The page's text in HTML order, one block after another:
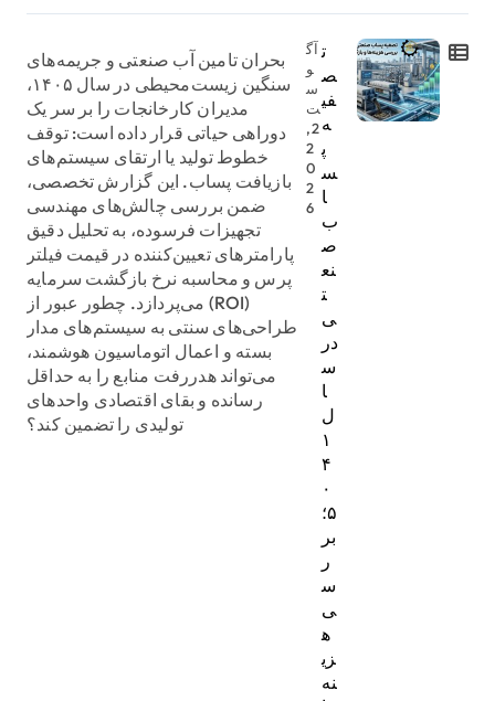
ت
ص
فی
ه
پ
س
ا
ب
ص
نع
ت
ی
در
س
ا
ل
۱
۴
۰
۵؛
بر
ر
س
ی
ه
زی
نه‌
آگ
و
س
ت
2,
2
0
2
6
بحران تامین آب صنعتی و جریمه‌های
سنگین زیست‌محیطی در سال ۱۴۰۵،
مدیران کارخانجات را بر سر یک
دوراهی حیاتی قرار داده است: توقف
خطوط تولید یا ارتقای سیستم‌های
بازیافت پساب. این گزارش تخصصی،
ضمن بررسی چالش‌های مهندسی
تجهیزات فرسوده، به تحلیل دقیق
پارامترهای تعیین‌کننده در قیمت فیلتر
پرس و محاسبه نرخ بازگشت سرمایه
(ROI) می‌پردازد. چطور عبور از
طراحی‌های سنتی به سیستم‌های مدار
بسته و اعمال اتوماسیون هوشمند،
می‌تواند هدررفت منابع را به حداقل
رسانده و بقای اقتصادی واحدهای
تولیدی را تضمین کند؟